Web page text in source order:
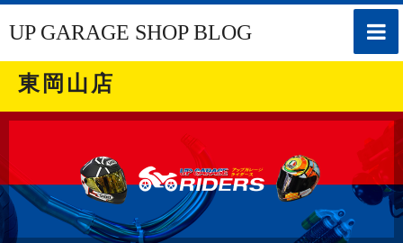
toggle
UP GARAGE SHOP BLOG
東岡山店